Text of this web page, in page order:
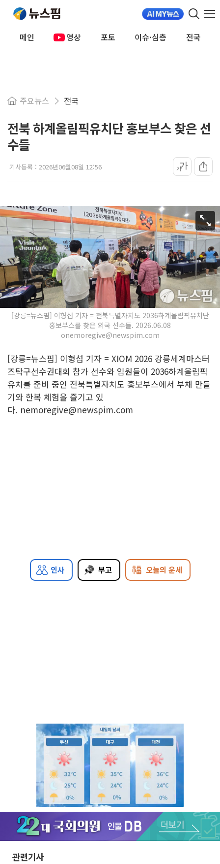
메인 영상 포토 이슈·심층 전국
주요뉴스 전국
전북 하계올림픽유치단 홍보부스 찾은 선
수들
기사등록 : 2026년06월08일 12:56 가가
[강릉=뉴스핌] 이형섭 기자 = 전북특별자치도 2036하계올림픽유치단
홍보부스를 찾은 외국 선수들. 2026.06.08
onemoregive@newspim.com
[강릉=뉴스핌] 이형섭 기자 = XIOM 2026 강릉세계마스터
즈탁구선수권대회 참가 선수와 임원들이 2036하계올림픽
유치를 준비 중인 전북특별자치도 홍보부스에서 부채 만들
기와 한복 체험을 즐기고 있
다. nemoregive@newspim.com
인사 부고 오늘의 운세
Unmute
관련기사